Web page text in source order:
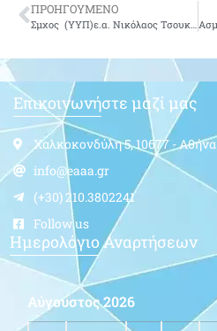
ΠΡΟΗΓΟΥΜΕΝΟ
Επικοινωνήστε μαζί μας
Χαλκοκονδύλη 5, 10677 - Αθήνα
info@eaaa.gr
(+30) 210.3802241
Follow us
Ημερολόγιο Αναρτήσεων
Αύγουστος 2026